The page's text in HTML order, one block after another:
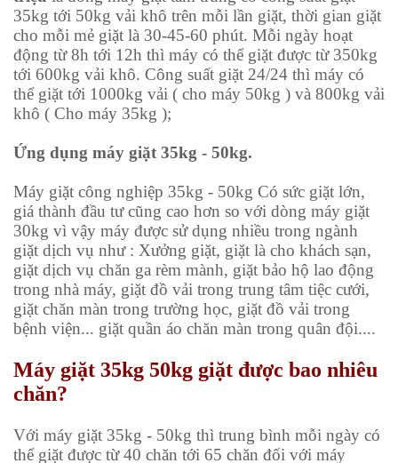
35kg tới 50kg vải khô trên mỗi lần giặt, thời gian giặt
cho mỗi mẻ giặt là 30-45-60 phút. Mỗi ngày hoạt
động từ 8h tới 12h thì máy có thể giặt được từ 350kg
tới 600kg vải khô. Công suất giặt 24/24 thì máy có
thể giặt tới 1000kg vải ( cho máy 50kg ) và 800kg vải
khô ( Cho máy 35kg );
Ứng dụng máy giặt 35kg - 50kg.
Máy giặt công nghiệp 35kg - 50kg Có sức giặt lớn,
giá thành đầu tư cũng cao hơn so với dòng máy giặt
30kg vì vậy máy được sử dụng nhiều trong ngành
giặt dịch vụ như : Xưởng giặt, giặt là cho khách sạn,
giặt dịch vụ chăn ga rèm mành, giặt bảo hộ lao động
trong nhà máy, giặt đồ vải trong trung tâm tiệc cưới,
giặt chăn màn trong trường học, giặt đồ vải trong
bệnh viện... giặt quần áo chăn màn trong quân đội....
Máy giặt 35kg 50kg giặt được bao nhiêu
chăn?
Với máy giặt 35kg - 50kg thì trung bình mỗi ngày có
thể giặt được từ 40 chăn tới 65 chăn đối với máy